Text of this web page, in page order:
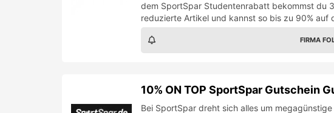
dem SportSpar Studentenrabatt bekommst du
reduzierte Artikel und kannst so bis zu 90% auf
FIRMA
10% ON TOP SportSpar Gutschein
Bei SportSpar dreht sich alles um